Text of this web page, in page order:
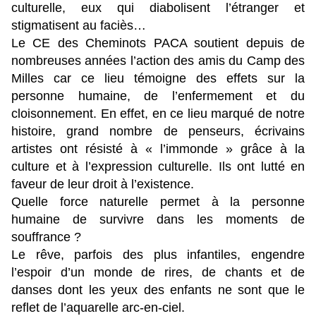
culturelle, eux qui diabolisent l’étranger et
stigmatisent au faciès…
Le CE des Cheminots PACA soutient depuis de
nombreuses années l’action des amis du Camp des
Milles car ce lieu témoigne des effets sur la
personne humaine, de l’enfermement et du
cloisonnement. En effet, en ce lieu marqué de notre
histoire, grand nombre de penseurs, écrivains
artistes ont résisté à « l’immonde » grâce à la
culture et à l’expression culturelle. Ils ont lutté en
faveur de leur droit à l’existence.
Quelle force naturelle permet à la personne
humaine de survivre dans les moments de
souffrance ?
Le rêve, parfois des plus infantiles, engendre
l’espoir d’un monde de rires, de chants et de
danses dont les yeux des enfants ne sont que le
reflet de l’aquarelle arc-en-ciel.